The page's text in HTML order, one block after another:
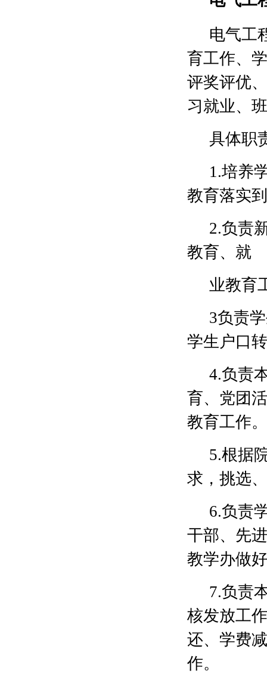
电气工
育工作、
评奖评优
习就业、
具体职
1.培养
教育落实
2.负责
教育、就
业教育
3负责
学生户口
4.负责
育、党团
教育工作。
5.根据
求，挑选
6.负责
干部、先
教学办做
7.负责
核发放工
还、学费
作。